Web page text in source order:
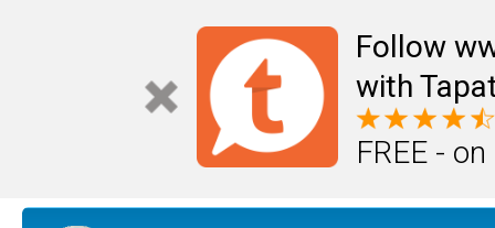
Follow
with
FREE -